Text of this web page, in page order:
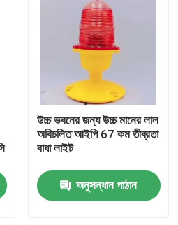
উচ্চ ভবনের জন্য উচ্চ মানের লাল
অবিচলিত আইপি 67 কম তীব্রতা
বাধা লাইট
অনুসন্ধান পাঠান